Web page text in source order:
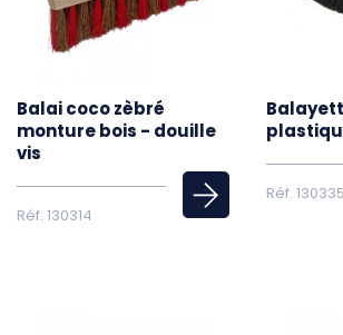
Balai coco zèbré
monture bois - douille
vis
Réf. 130314
Réf. 130335